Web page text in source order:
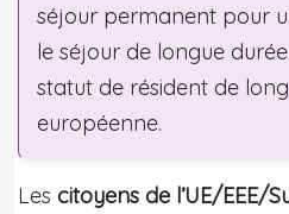
séjour permanent pour
le séjour de longue
statut de résident de
européenne.
Les citoyens de l’UE/EEE/